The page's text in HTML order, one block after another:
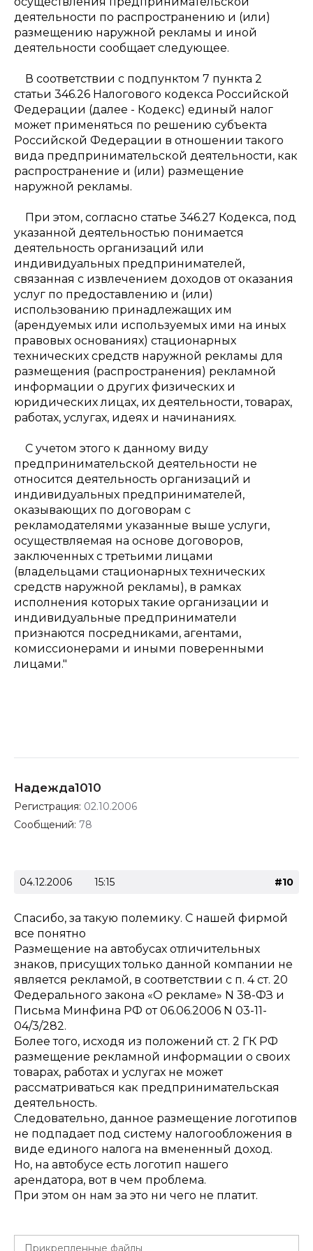
деятельности по распространению и (или)
размещению наружной рекламы и иной
деятельности сообщает следующее.
В соответствии с подпунктом 7 пункта 2
статьи 346.26 Налогового кодекса Российской
Федерации (далее - Кодекс) единый налог
может применяться по решению субъекта
Российской Федерации в отношении такого
вида предпринимательской деятельности, как
распространение и (или) размещение
наружной рекламы.
При этом, согласно статье 346.27 Кодекса, под
указанной деятельностью понимается
деятельность организаций или
индивидуальных предпринимателей,
связанная с извлечением доходов от оказания
услуг по предоставлению и (или)
использованию принадлежащих им
(арендуемых или используемых ими на иных
правовых основаниях) стационарных
технических средств наружной рекламы для
размещения (распространения) рекламной
информации о других физических и
юридических лицах, их деятельности, товарах,
работах, услугах, идеях и начинаниях.
С учетом этого к данному виду
предпринимательской деятельности не
относится деятельность организаций и
индивидуальных предпринимателей,
оказывающих по договорам с
рекламодателями указанные выше услуги,
осуществляемая на основе договоров,
заключенных с третьими лицами
(владельцами стационарных технических
средств наружной рекламы), в рамках
исполнения которых такие организации и
индивидуальные предприниматели
признаются посредниками, агентами,
комиссионерами и иными поверенными
лицами."
Надежда1010
Регистрация: 02.10.2006
Сообщений: 78
04.12.2006 15:15 #10
Спасибо, за такую полемику. С нашей фирмой
все понятно
Размещение на автобусах отличительных
знаков, присущих только данной компании не
является рекламой, в соответствии с п. 4 ст. 20
Федерального закона «О рекламе» N 38-ФЗ и
Письма Минфина РФ от 06.06.2006 N 03-11-
04/3/282.
Более того, исходя из положений ст. 2 ГК РФ
размещение рекламной информации о своих
товарах, работах и услугах не может
рассматриваться как предпринимательская
деятельность.
Следовательно, данное размещение логотипов
не подпадает под систему налогообложения в
виде единого налога на вмененный доход.
Но, на автобусе есть логотип нашего
арендатора, вот в чем проблема.
При этом он нам за это ни чего не платит.
Прикрепленные файлы